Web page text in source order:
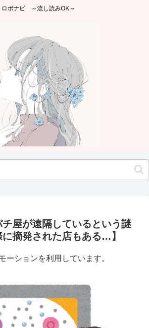
ロボナビ ～流し読みOK～
チ屋が遠隔しているという謎
摘発された店もある…】
ーションを利用しています。